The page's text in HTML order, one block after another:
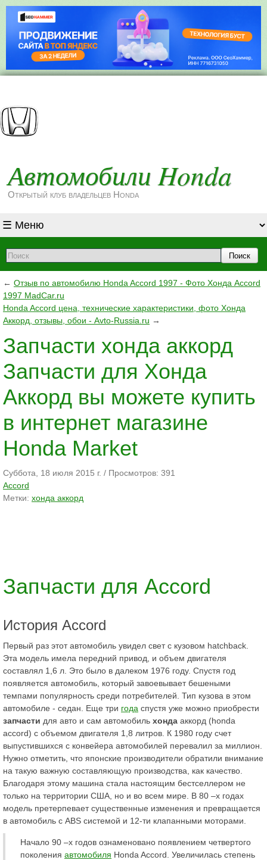
Автомобили Honda
Открытый клуб владельцев Honda
Поиск
← Отзыв по автомобилю Honda Accord 1997 - Фото Хонда Accord
1997 MadCar.ru
Honda Accord цена, технические характеристики, фото Хонда
Аккорд, отзывы, обои - Avto-Russia.ru →
Запчасти хонда аккорд
Запчасти для Хонда
Аккорд вы можете купить
в интернет магазине
Honda Market
Суббота, 18 июля 2015 г. / Просмотров: 391
Accord
Метки: хонда аккорд
Запчасти для Accord
История Accord
Первый раз этот автомобиль увидел свет с кузовом hatchback.
Эта модель имела передний привод, и объем двигателя
составлял 1,6 л. Это было в далеком 1976 году. Спустя год
появляется автомобиль, который завоевывает бешеными
темпами популярность среди потребителей. Тип кузова в этом
автомобиле - седан. Еще три года спустя уже можно приобрести
запчасти для авто и сам автомобиль хонда аккорд (honda
accord) с объемом двигателя 1,8 литров. К 1980 году счет
выпустившихся с конвейера автомобилей перевалил за миллион.
Нужно отметить, что японские производители обратили внимание
на такую важную составляющую производства, как качество.
Благодаря этому машина стала настоящим бестселлером не
только на территории США, но и во всем мире. В 80 –х годах
модель претерпевает существенные изменения и превращается
в автомобиль с ABS системой и 12-ти клапанными моторами.
Начало 90 –х годов ознаменовано появлением четвертого
поколения автомобиля Honda Accord. Увеличилась степень